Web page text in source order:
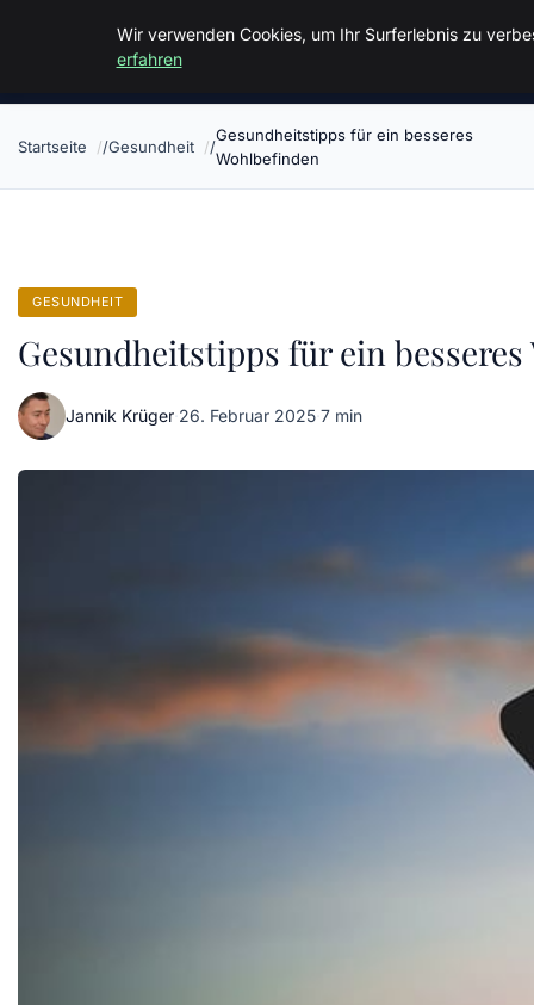
Malzminden
Startseite Gesundheit
Gesundheitstipps für ein besseres
Wohlbefinden
GESUNDHEIT
Gesundheitstipps für ein
Jannik Krüger·26. Februar 2025·7 min
Wir verwenden Cookies, um Ihr Surferlebnis zu
erfahren